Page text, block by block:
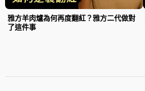
雅方羊肉爐為何再度翻紅？雅方二代做對
了這件事